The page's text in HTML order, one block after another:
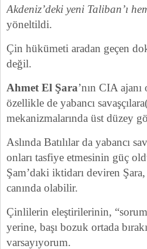
Akdeniz’deki yeni Taliban’ı
yöneltildi.
Çin hükümeti aradan geçen
değil.
Ahmet El Şara’nın CIA
özellikle de yabancı
mekanizmalarında üst düzey
Aslında Batılılar da yabancı
onları tasfiye etmesinin güç
Şam’daki iktidarı deviren
canında olabilir.
Çinlilerin eleştirilerinin,
yerine, başı bozuk ortada
varsayıyorum.